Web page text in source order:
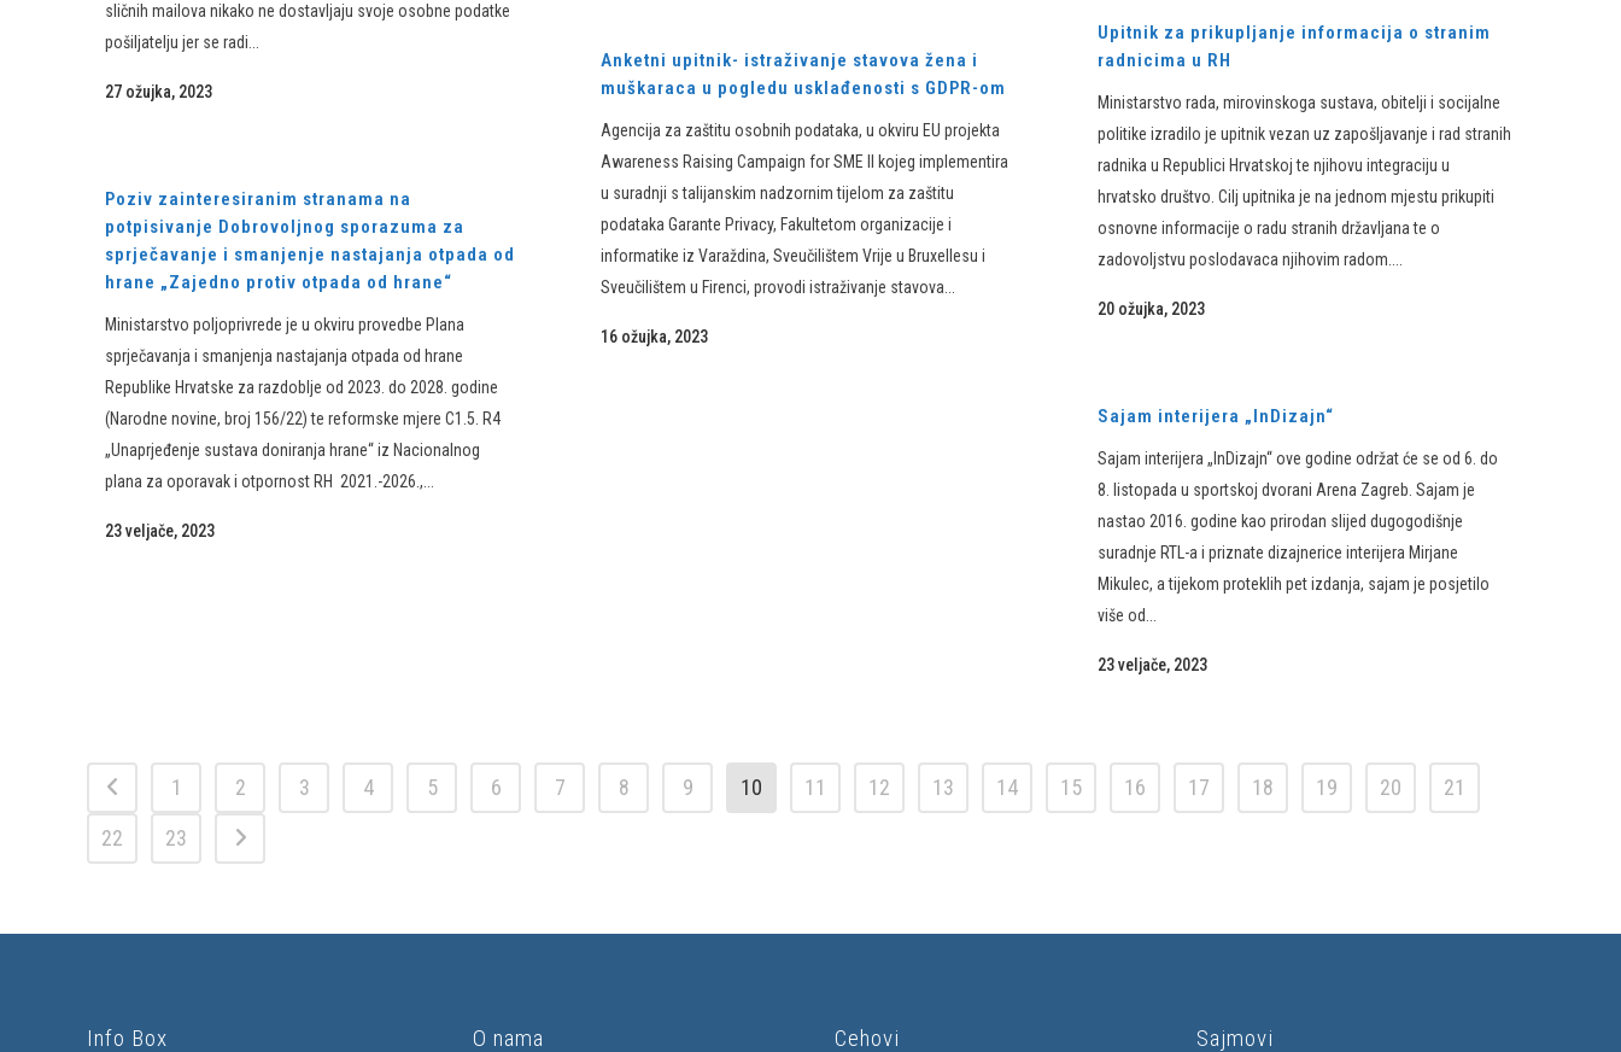
sličnih mailova ​nikako ne dostavljaju svoje osobne podatke
pošiljatelju jer se radi...
27 ožujka, 2023
Upitnik za prikupljanje informacija o stranim
radnicima u RH
Ministarstvo rada, mirovinskoga sustava, obitelji i socijalne
politike izradilo je upitnik vezan uz zapošljavanje i rad stranih
radnika u Republici Hrvatskoj te njihovu integraciju u
hrvatsko društvo. Cilj upitnika je na jednom mjestu prikupiti
osnovne informacije o radu stranih državljana te o
zadovoljstvu poslodavaca njihovim radom....
20 ožujka, 2023
Anketni upitnik- istraživanje stavova žena i
muškaraca u pogledu usklađenosti s GDPR-om
Agencija za zaštitu osobnih podataka, u okviru EU projekta
Awareness Raising Campaign for SME II kojeg implementira
u suradnji s talijanskim nadzornim tijelom za zaštitu
podataka Garante Privacy, Fakultetom organizacije i
informatike iz Varaždina, Sveučilištem Vrije u Bruxellesu i
Sveučilištem u Firenci, provodi istraživanje stavova...
16 ožujka, 2023
Poziv zainteresiranim stranama na
potpisivanje Dobrovoljnog sporazuma za
sprječavanje i smanjenje nastajanja otpada od
hrane „Zajedno protiv otpada od hrane“
Ministarstvo poljoprivrede je u okviru provedbe Plana
sprječavanja i smanjenja nastajanja otpada od hrane
Republike Hrvatske za razdoblje od 2023. do 2028. godine
(Narodne novine, broj 156/22) te reformske mjere C1.5. R4
„Unaprjeđenje sustava doniranja hrane“ iz Nacionalnog
plana za oporavak i otpornost RH 2021.-2026.,...
23 veljače, 2023
Sajam interijera „InDizajn“
Sajam interijera „InDizajn“ ove godine održat će se od 6. do
8. listopada u sportskoj dvorani Arena Zagreb. Sajam je
nastao 2016. godine kao prirodan slijed dugogodišnje
suradnje RTL-a i priznate dizajnerice interijera Mirjane
Mikulec, a tijekom proteklih pet izdanja, sajam je posjetilo
više od...
23 veljače, 2023
1 2 3 4 5 6 7 8 9 10 11 12 13 14 15 16 17 18 19 20
21
22
23
Info Box O nama Cehovi Sajmovi